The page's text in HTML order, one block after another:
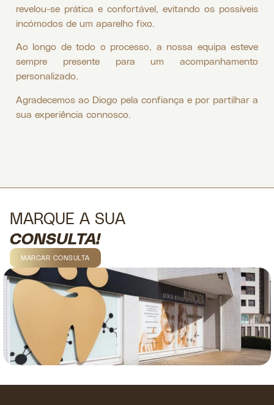
revelou-se prática e confortável, evitando os possíveis
incómodos de um aparelho fixo.
Ao longo de todo o processo, a nossa equipa esteve
sempre presente para um acompanhamento
personalizado.
Agradecemos ao Diogo pela confiança e por partilhar a
sua experiência connosco.
MARQUE A SUA
CONSULTA!
MARCAR CONSULTA